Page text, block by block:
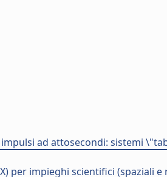
ad attosecondi: sistemi
per impieghi scientifici (spaziali